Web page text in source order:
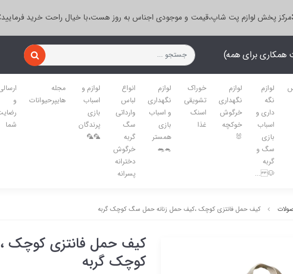
پخش لوازم پت شاپ،قیمت و موجودی اجناس به روز هست،با خیال راحت خرید
همکاری برای همه)
لوازم
نگه
داری و
اسباب
بازی
سگ و
گربه
🐶 ...
لوازم
نگهداری
خرگوش
خوکچه
🐰
خوراک
تشویقی
اسنک
غذا
لوازم
نگهداری
و اسباب
بازی
همستر
🐁🐀
انواع
لباس
وارداتی
سگ
گربه
خرگوش
دخترانه
پسرانه
لوازم و
اسباب
بازی
پرندگان
🦜🦜
مجله
هایپرحیوانات
و
شما
کیف حمل فانتزی کوچک ،کیف حمل زنانه حمل سگ کوچک گربه
کیف حمل فانتزی کوچک
کوچک گربه